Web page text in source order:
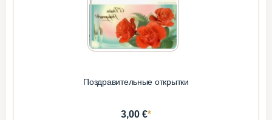
Поздравительные открытки
3,00 €*